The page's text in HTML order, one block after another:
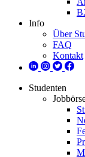
Info
Über
FAQ
Kontakt
Studenten